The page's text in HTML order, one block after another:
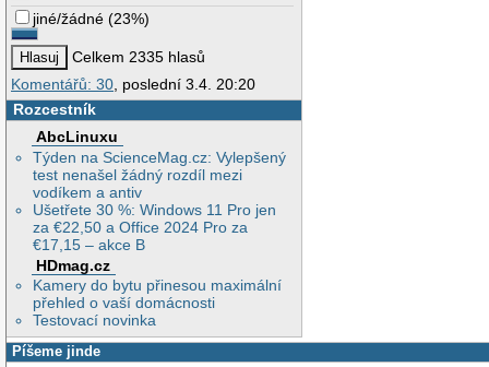
jiné/žádné (23%)
Celkem 2335 hlasů
Komentářů: 30, poslední 3.4. 20:20
Rozcestník
AbcLinuxu
Týden na ScienceMag.cz: Vylepšený
test nenašel žádný rozdíl mezi
vodíkem a antiv
Ušetřete 30 %: Windows 11 Pro jen
za €22,50 a Office 2024 Pro za
€17,15 – akce B
HDmag.cz
Kamery do bytu přinesou maximální
přehled o vaší domácnosti
Testovací novinka
Píšeme jinde